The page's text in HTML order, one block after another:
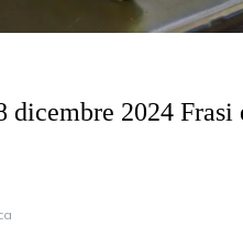
dicembre 2024